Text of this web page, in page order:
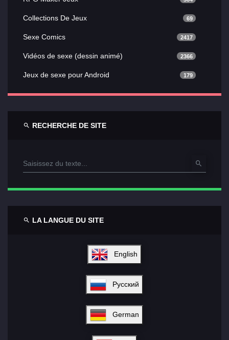
Collections De Jeux 69
Sexe Comics 2417
Vidéos de sexe (dessin animé) 2366
Jeux de sexe pour Android 179
RECHERCHE DE SITE
LA LANGUE DU SITE
English
Русский
German